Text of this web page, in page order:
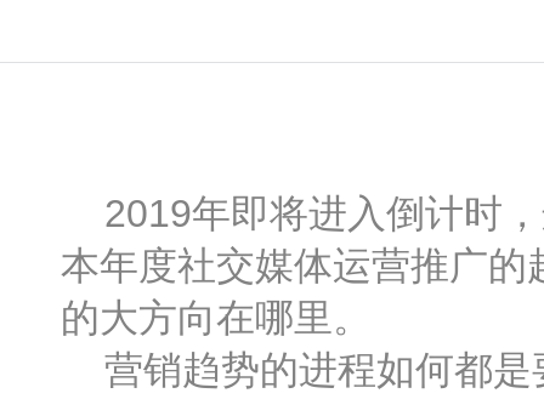
2019年即将进入倒计时
本年度社交媒体运营推广
的大方向在哪里。
营销趋势的进程如何都是